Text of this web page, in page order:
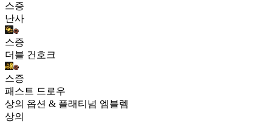
스증
난사
스증
더블 건호크
스증
패스트 드로우
상의 옵션 & 플래티넘 엠블렘
상의